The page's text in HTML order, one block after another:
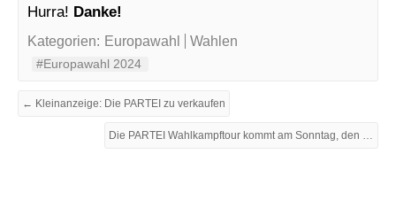
Hurra! Danke!
Kategorien: Europawahl Wahlen
#Europawahl 2024
← Kleinanzeige: Die PARTEI zu verkaufen